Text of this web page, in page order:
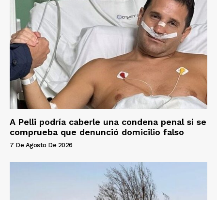
A Pelli podría caberle una condena penal si se
comprueba que denunció domicilio falso
7 De Agosto De 2026